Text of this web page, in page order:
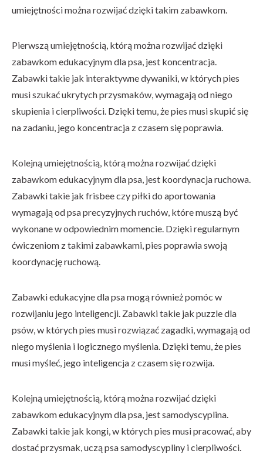
umiejętności można rozwijać dzięki takim zabawkom.
Pierwszą umiejętnością, którą można rozwijać dzięki
zabawkom edukacyjnym dla psa, jest koncentracja.
Zabawki takie jak interaktywne dywaniki, w których pies
musi szukać ukrytych przysmaków, wymagają od niego
skupienia i cierpliwości. Dzięki temu, że pies musi skupić się
na zadaniu, jego koncentracja z czasem się poprawia.
Kolejną umiejętnością, którą można rozwijać dzięki
zabawkom edukacyjnym dla psa, jest koordynacja ruchowa.
Zabawki takie jak frisbee czy piłki do aportowania
wymagają od psa precyzyjnych ruchów, które muszą być
wykonane w odpowiednim momencie. Dzięki regularnym
ćwiczeniom z takimi zabawkami, pies poprawia swoją
koordynację ruchową.
Zabawki edukacyjne dla psa mogą również pomóc w
rozwijaniu jego inteligencji. Zabawki takie jak puzzle dla
psów, w których pies musi rozwiązać zagadki, wymagają od
niego myślenia i logicznego myślenia. Dzięki temu, że pies
musi myśleć, jego inteligencja z czasem się rozwija.
Kolejną umiejętnością, którą można rozwijać dzięki
zabawkom edukacyjnym dla psa, jest samodyscyplina.
Zabawki takie jak kongi, w których pies musi pracować, aby
dostać przysmak, uczą psa samodyscypliny i cierpliwości.